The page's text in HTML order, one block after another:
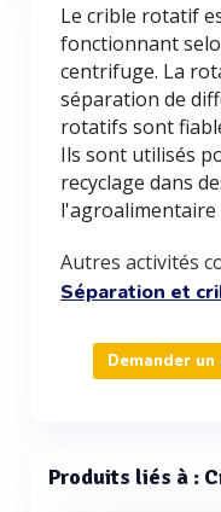
Le crible rotatif
fonctionnant
centrifuge. La
séparation de
rotatifs sont
Ils sont utilisés
recyclage dans
Autres activités
Séparation et
Demander
Produits liés à :